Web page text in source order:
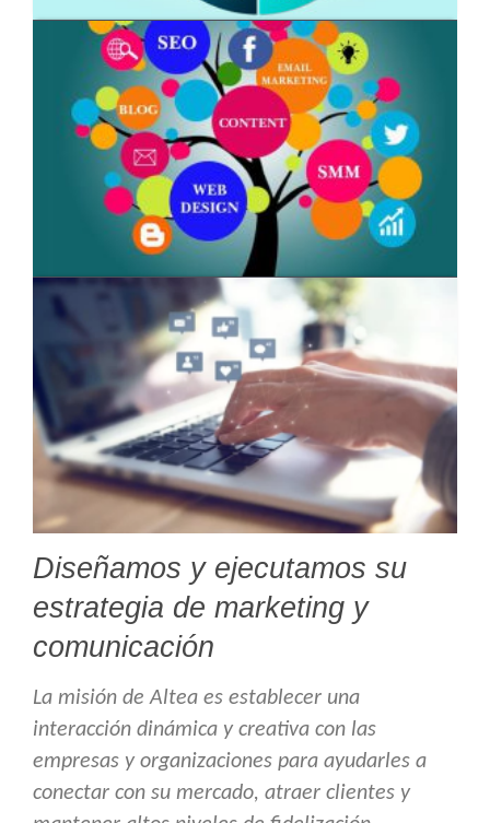
Diseñamos y ejecutamos su
estrategia de marketing y
comunicación
La misión de Altea es establecer una
interacción dinámica y creativa con las
empresas y organizaciones para ayudarles a
conectar con su mercado, atraer clientes y